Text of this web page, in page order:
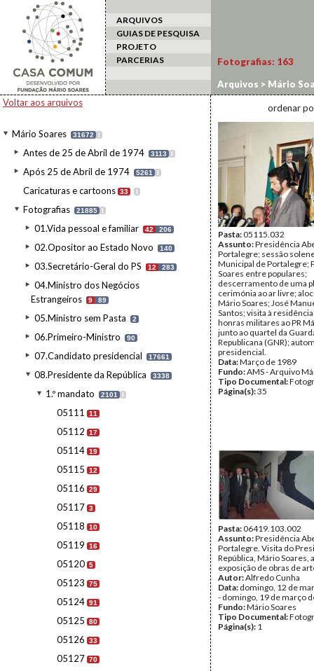
ARQUIVOS
GUIAS DE PESQUISA
PROJETO
PARCERIAS
Voltar aos arquivos
Mário Soares 31672 I
Antes de 25 de Abril de 1974 3113 I
Após 25 de Abril de 1974 5261 I
Caricaturas e cartoons 33 I
Fotografias 21885 I
01.Vida pessoal e familiar 42 206
02.Opositor ao Estado Novo 140
03.Secretário-Geral do PS 12 283
04.Ministro dos Negócios
Estrangeiros
9 89
05.Ministro sem Pasta 2
06.Primeiro-Ministro 90
07.Candidato presidencial 17661
08.Presidente da República 3338
1.º mandato 2101 I
05111 11
05112 17
05114 19
05115 12
05116 29
05117 3
05118 10
05119 16
05120 5
05123 75
05124 91
05125 80
05126 33
05127 70
Fotografias: 163
Arquivos > Mário
>Portalegre
ordenar
Pasta:05115.032
Assunto:Presidência
Portalegre; sessão
Municipal de Portalegre;
Soares entre populares;
descerramento de uma
cerimónia ao ar livre;
Mário Soares; José
Santos; visita à residência
honras militares ao PR
junto ao quartel da
Republicana (GNR);
presidencial.
Data:Março de 1989
Fundo:AMS - Arquivo
Tipo Documental:
Página(s):35
Pasta:06419.103.002
Assunto:Presidência
Portalegre. Visita do
República, Mário Soares,
exposição de obras de
Autor:Alfredo Cunha
Data: domingo, 12 de
- domingo, 19 de março
Fundo:Mário Soares
Tipo Documental:
Página(s): 1